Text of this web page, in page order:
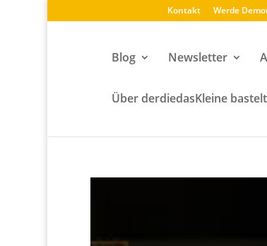
Kontakt Werde
Blog Newsletter
Über derdiedasKleine bastelt